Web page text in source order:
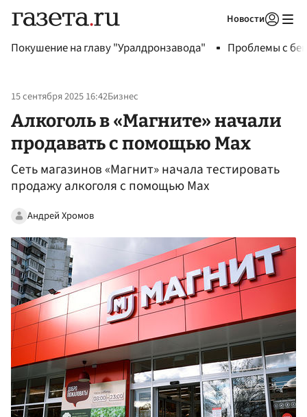
Новости
Покушение на главу "Уралдронзавода" Проблемы с
15 сентября 2025 16:42Бизнес
Алкоголь в «Магните» начали
продавать с помощью Max
Сеть магазинов «Магнит» начала тестировать
продажу алкоголя с помощью Max
Андрей Хромов